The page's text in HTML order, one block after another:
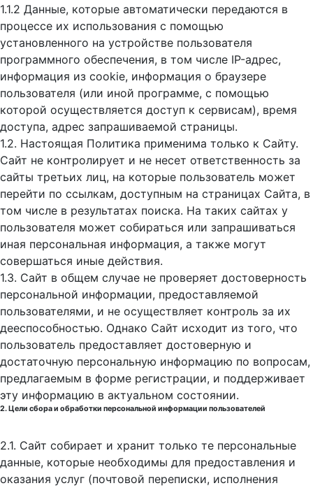
1.1.2 Данные, которые автоматически передаются в
процессе их использования с помощью
установленного на устройстве пользователя
программного обеспечения, в том числе IP-адрес,
информация из cookie, информация о браузере
пользователя (или иной программе, с помощью
которой осуществляется доступ к cервисам), время
доступа, адрес запрашиваемой страницы.
1.2. Настоящая Политика применима только к Сайту.
Сайт не контролирует и не несет ответственность за
сайты третьих лиц, на которые пользователь может
перейти по ссылкам, доступным на страницах Сайта, в
том числе в результатах поиска. На таких сайтах у
пользователя может собираться или запрашиваться
иная персональная информация, а также могут
совершаться иные действия.
1.3. Сайт в общем случае не проверяет достоверность
персональной информации, предоставляемой
пользователями, и не осуществляет контроль за их
дееспособностью. Однако Сайт исходит из того, что
пользователь предоставляет достоверную и
достаточную персональную информацию по вопросам,
предлагаемым в форме регистрации, и поддерживает
эту информацию в актуальном состоянии.
2. Цели сбора и обработки персональной информации пользователей
2.1. Сайт собирает и хранит только те персональные
данные, которые необходимы для предоставления и
оказания услуг (почтовой переписки, исполнения